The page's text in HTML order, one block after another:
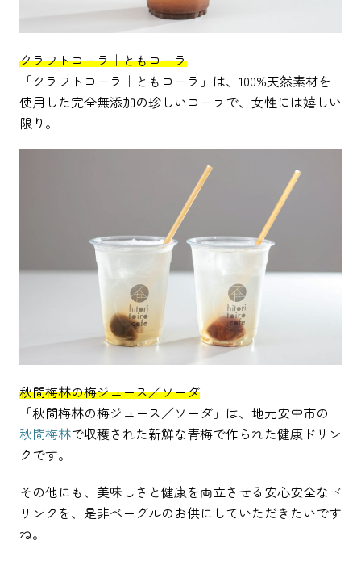
クラフトコーラ｜ともコーラ
「クラフトコーラ｜ともコーラ」は、100%天然素材を
使用した完全無添加の珍しいコーラで、女性には嬉しい
限り。
秋間梅林の梅ジュース／ソーダ
「秋間梅林の梅ジュース／ソーダ」は、地元安中市の
秋間梅林で収穫された新鮮な青梅で作られた健康ドリン
クです。
その他にも、美味しさと健康を両立させる安心安全なド
リンクを、是非ベーグルのお供にしていただきたいです
ね。